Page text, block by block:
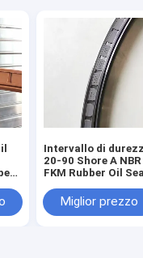
Intervallo di
20-90 Shore A NBR
FKM Rubber Oil
le industrie
Miglior prezzo